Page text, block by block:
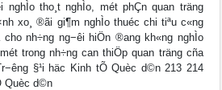
nghÌo tho¸t nghÌo, mét phÇn quan träng
xo¸ ®ãi gi¶m nghÌo thuéc chi tiªu c«ng
nh÷ng ng−êi hiÖn ®ang kh«ng nghÌo
trong nh÷ng can thiÖp quan träng cña
§¹i häc Kinh tÕ Quèc d©n 213 214
Quèc d©n